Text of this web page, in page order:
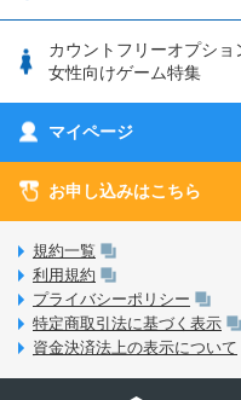
フィルタリングアプリ
5G回線オプションにつ
LINE年齢認証について
LinksStoreについて
釣り★スタ
ウマスクについて
動作確認済み端末一覧
nanoSIM･microSIM･通
eSIMの初期設定方法
MVNOのギモンを解消！
3Dセキュアについて
未成年者の方のご契約
通信制限について
はじめてガイド
SIMサービスについて
SIMロック解除ガイド
LinksMateのサービスに
LPについて
おすすめプラン
カウントフリーオプショ
女性向けゲーム特集
刀剣乱舞-ONLINE- Pocket
あんさんぶるスターズ
マイページ
お申し込みはこちら
規約一覧
利用規約
プライバシーポリシー
特定商取引法に基づく表示
資金決済法上の表示について